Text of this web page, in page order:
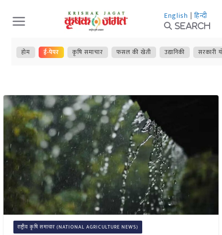
Skip
to
content
English | हिन्दी
Search
होम ई-पेपर कृषि समाचार फसल की खेती उद्यानिकी सरकारी
राष्ट्रीय कृषि समाचार (NATIONAL AGRICULTURE NEWS)